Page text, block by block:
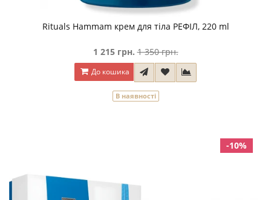
Rituals Hammam крем для тіла РЕФІЛ, 220 ml
1 215 грн. 1 350 грн.
До кошика
В наявності
-10%